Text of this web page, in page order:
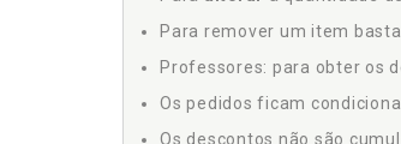
Para remover um item
Professores: para obter os
Os pedidos ficam
Os descontos não são